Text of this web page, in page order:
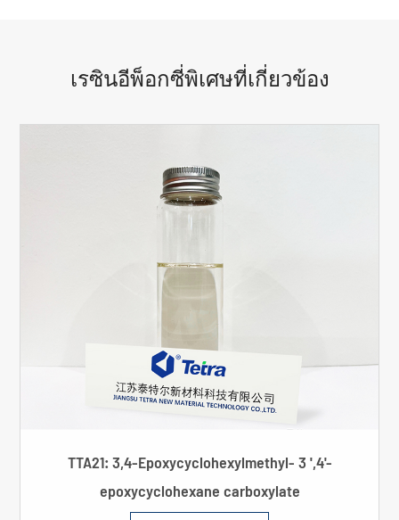
เรซินอีพ็อกซี่พิเศษที่เกี่ยวข้อง
TTA21: 3,4-Epoxycyclohexylmethyl- 3 ',4'-
epoxycyclohexane carboxylate